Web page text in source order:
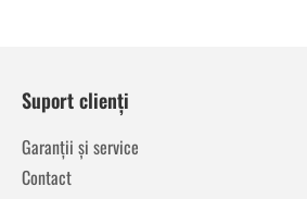
Suport clienți
Garanții și service
Contact